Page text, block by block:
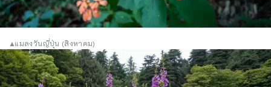
▲แมลงวันญี่ปุ่น (สิงหาคม)